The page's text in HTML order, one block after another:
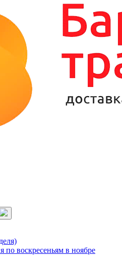
по воскресеньям в ноябре